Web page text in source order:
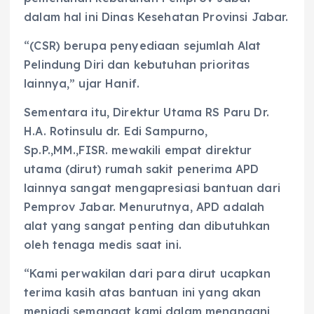
dalam hal ini Dinas Kesehatan Provinsi Jabar.
“(CSR) berupa penyediaan sejumlah Alat
Pelindung Diri dan kebutuhan prioritas
lainnya,” ujar Hanif.
Sementara itu, Direktur Utama RS Paru Dr.
H.A. Rotinsulu dr. Edi Sampurno,
Sp.P.,MM.,FISR. mewakili empat direktur
utama (dirut) rumah sakit penerima APD
lainnya sangat mengapresiasi bantuan dari
Pemprov Jabar. Menurutnya, APD adalah
alat yang sangat penting dan dibutuhkan
oleh tenaga medis saat ini.
“Kami perwakilan dari para dirut ucapkan
terima kasih atas bantuan ini yang akan